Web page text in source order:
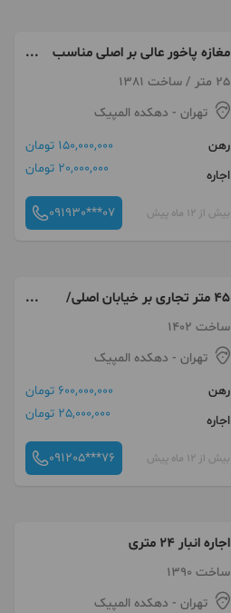
مغازه پاخور عالی بر اصلی مناسب
همه مشاغل جوانمردان
25 متر / ساخت 1381
تهران - دهکده المپیک
رهن
150,000,000 تومان
اجاره
20,000,000 تومان
بیش از 12 ماه پیش 091930***07
۴۵ متر تجاری بر خیابان اصلی/
تابلو خور و پاخور
ساخت 1402
تهران - دهکده المپیک
رهن
600,000,000 تومان
اجاره
25,000,000 تومان
بیش از 12 ماه پیش 091205***76
اجاره انبار ۲۴ متری
ساخت 1390
تهران - دهکده المپیک